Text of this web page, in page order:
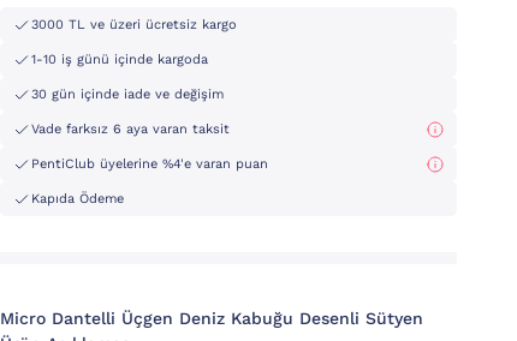
3000 TL ve üzeri ücretsiz kargo
1-10 iş günü içinde kargoda
30 gün içinde iade ve değişim
Vade farksız 6 aya varan taksit
PentiClub üyelerine %4'e varan puan
Kapıda Ödeme
Micro Dantelli Üçgen Deniz Kabuğu Desenli Sütyen